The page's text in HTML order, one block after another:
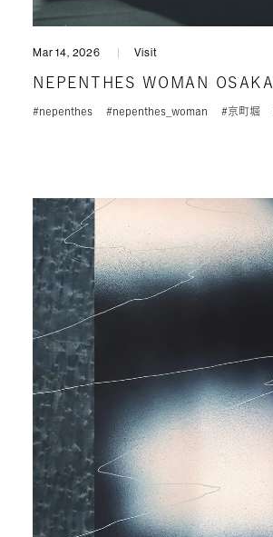
Mar 14, 2026 Visit
NEPENTHES WOMAN OSAKA
#nepenthes #nepenthes_woman #京町堀